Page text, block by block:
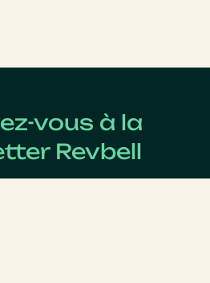
vous à la
Revbell